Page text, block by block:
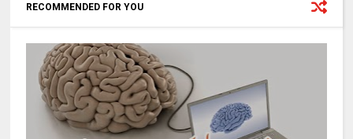
RECOMMENDED FOR YOU